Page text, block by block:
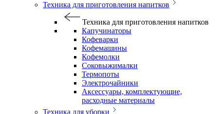
Техника для приготовления напитков
Техника для приготовления напитков
Капучинаторы
Кофеварки
Кофемашины
Кофемолки
Соковыжималки
Термопоты
Электрочайники
Аксессуары, комплектующие,
расходные материалы
Техника для уборки